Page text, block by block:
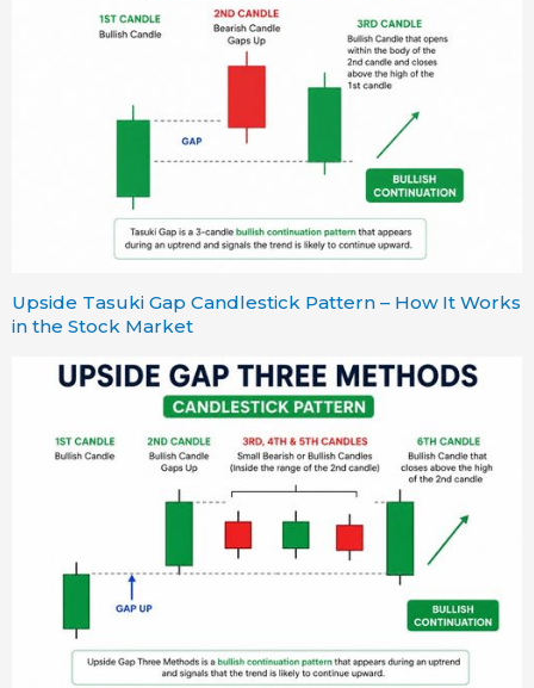
Upside Tasuki Gap Candlestick Pattern – How It Works
in the Stock Market